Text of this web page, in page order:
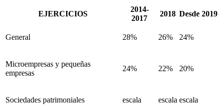
EJERCICIOS
2014-
2017
2018 Desde 2019
General 28% 26% 24%
Microempresas y pequeñas
empresas
24% 22% 20%
Sociedades patrimoniales escala escala escala